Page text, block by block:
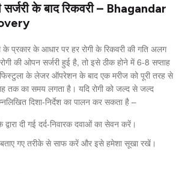
के बाद रिकवरी – Bhagandar
प्रकार के आधार पर हर रोगी के रिकवरी की गति अलग
की ओपन सर्जरी हुई है, तो इसे ठीक होने में 6-8 सप्ताह
के लेजर ऑपरेशन के बाद एक मरीज को पूरी तरह से
तक का समय लगता है। यदि रोगी को जल्द से जल्द
दिशा-निर्देश का पालन कर सकता है –
द्वारा दी गई दर्द-निवारक दवाओं का सेवन करें।
बताए गए तरीके से साफ करें और इसे हमेशा सूखा रखें।